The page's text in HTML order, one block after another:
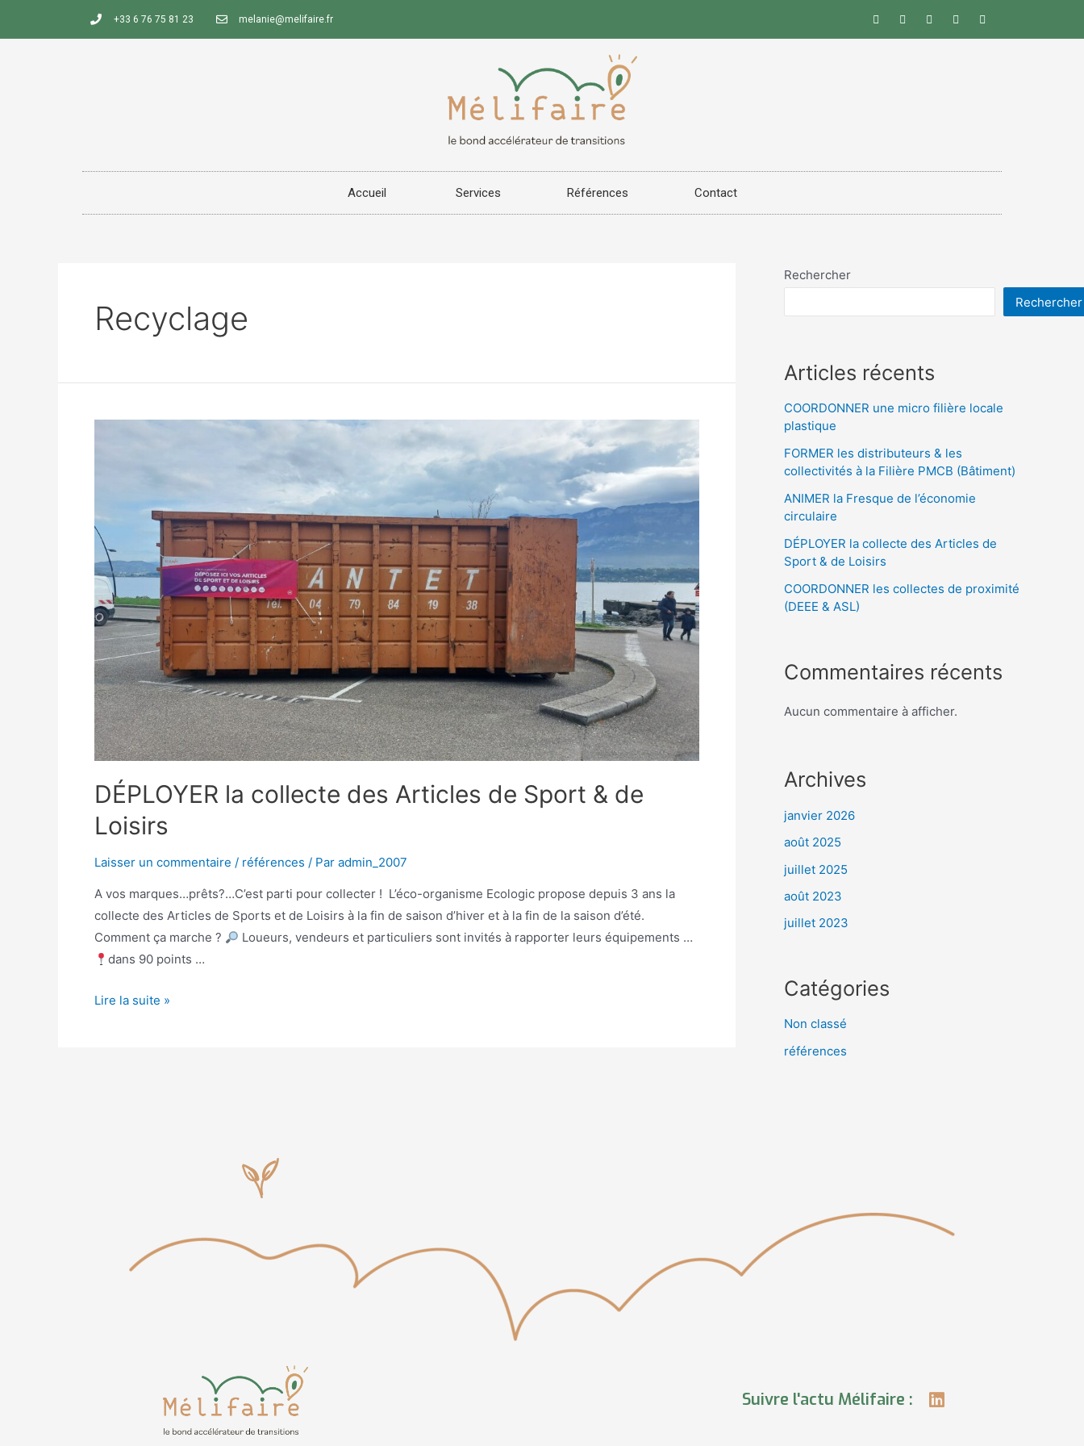
+33 6 76 75 81 23 melanie@melifaire.fr
Accueil Services Références Contact
Recyclage
DÉPLOYER la collecte des Articles de Sport & de
Loisirs
Laisser un commentaire / références / Par admin_2007
A vos marques…prêts?…C’est parti pour collecter ! L’éco-organisme Ecologic propose depuis 3 ans la
collecte des Articles de Sports et de Loisirs à la fin de saison d’hiver et à la fin de la saison d’été.
Comment ça marche ?
Loueurs, vendeurs et particuliers sont invités à rapporter leurs équipements …
dans 90 points …
Lire la suite »
Rechercher
Rechercher
Articles récents
COORDONNER une micro filière locale
plastique
FORMER les distributeurs & les
collectivités à la Filière PMCB (Bâtiment)
ANIMER la Fresque de l’économie
circulaire
DÉPLOYER la collecte des Articles de
Sport & de Loisirs
COORDONNER les collectes de proximité
(DEEE & ASL)
Commentaires récents
Aucun commentaire à afficher.
Archives
janvier 2026
août 2025
juillet 2025
août 2023
juillet 2023
Catégories
Non classé
références
Suivre l'actu Mélifaire :